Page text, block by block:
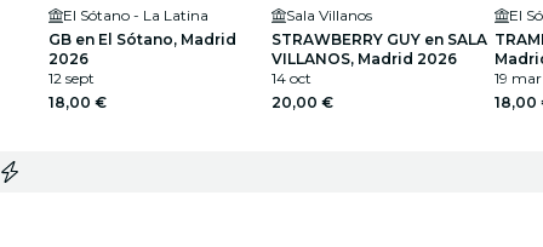
El Sótano - La Latina
GB en El Sótano, Madrid
2026
12 sept
18,00 €
Sala Villanos
STRAWBERRY GUY en SALA
VILLANOS, Madrid 2026
14 oct
20,00 €
El
19 mar
18,00